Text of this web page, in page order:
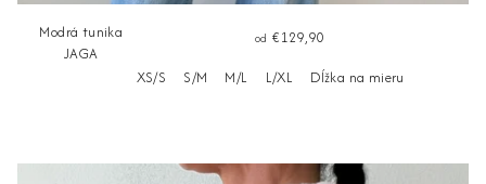
Modrá tunika
JAGA
od €129,90
XS/S
S/M M/L L/XL Dĺžka na mieru